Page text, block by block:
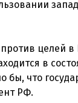
целей
в
бы, что
РФ.